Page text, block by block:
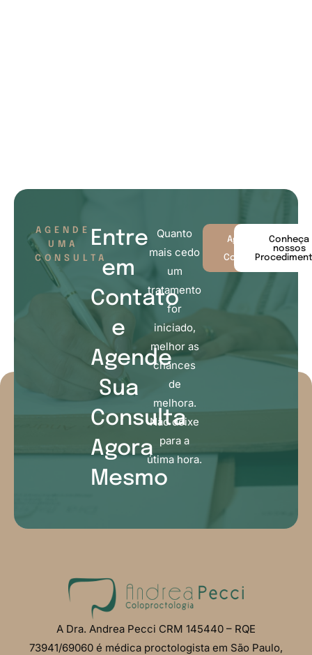
AGENDE
UMA
CONSULTA
Entre
em
Contato
e
Agende
Sua
Consulta
Agora
Mesmo
Quanto
mais cedo
um
tratamento
for
iniciado,
melhor as
chances
de
melhora.
Não deixe
para a
útima hora.
Agende
Consulta
Conheça
nossos
A Dra. Andrea Pecci CRM 145440 – RQE
73941/69060 é médica proctologista em São Paulo,